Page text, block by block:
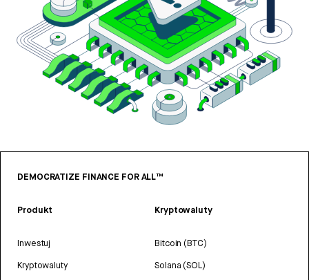
DEMOCRATIZE FINANCE FOR ALL™
Produkt
Inwestuj
Kryptowaluty
Kryptowaluty
Bitcoin (BTC)
Solana (SOL)